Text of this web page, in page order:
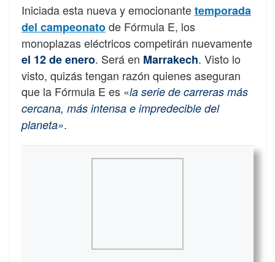
Iniciada esta nueva y emocionantetemporada
del campeonatode Fórmula E, los
monoplazas eléctricos competirán nuevamente
el 12 de enero. Será en Marrakech. Visto lo
visto, quizás tengan razón quienes aseguran
que la Fórmula E es «la serie de carreras más
cercana, más intensa e impredecible del
planeta».